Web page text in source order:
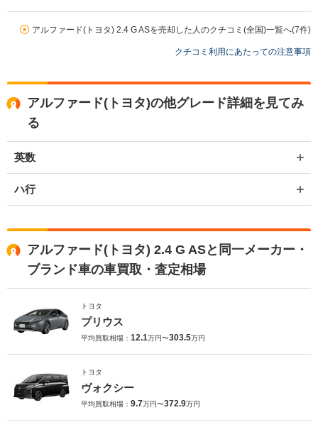
アルファード(トヨタ) 2.4 G ASを売却した人のクチコミ(全国)一覧へ(7件)
クチコミ利用にあたっての注意事項
アルファード(トヨタ)の他グレード詳細を見てみ
る
英数
ハ行
アルファード(トヨタ) 2.4 G ASと同一メーカー・
ブランド車の車買取・査定相場
トヨタ
プリウス
平均買取相場： 12.1万円〜303.5万円
トヨタ
ヴォクシー
平均買取相場： 9.7万円〜372.9万円